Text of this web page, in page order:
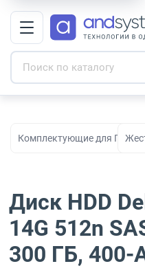
Комплектующие для ПК,
Диск HDD
14G 512n
300 ГБ, 400-